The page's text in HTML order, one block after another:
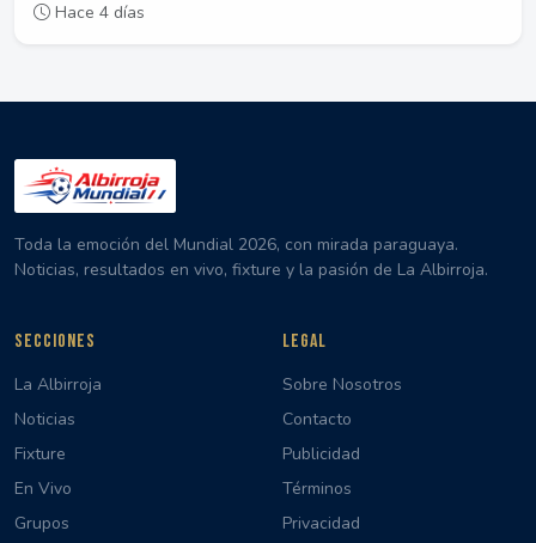
Hace 4 días
Toda la emoción del Mundial 2026, con mirada paraguaya.
Noticias, resultados en vivo, fixture y la pasión de La Albirroja.
SECCIONES
La Albirroja
Noticias
Fixture
En Vivo
Grupos
LEGAL
Sobre Nosotros
Contacto
Publicidad
Términos
Privacidad